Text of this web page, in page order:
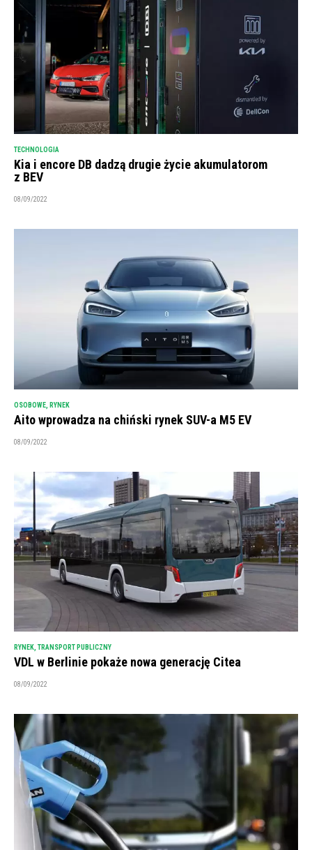
TECHNOLOGIA
Kia i encore DB dadzą drugie życie akumulatorom
z BEV
08/09/2022
OSOBOWE RYNEK
Aito wprowadza na chiński rynek SUV-a M5 EV
08/09/2022
RYNEK, TRANSPORT PUBLICZNY
VDL w Berlinie pokaże nowa generację Citea
08/09/2022